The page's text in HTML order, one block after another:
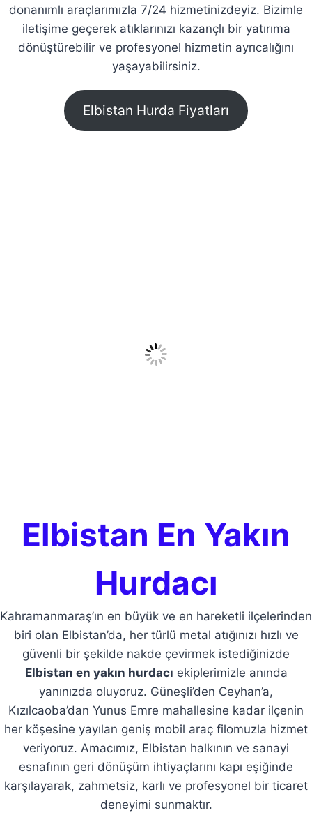
donanımlı araçlarımızla 7/24 hizmetinizdeyiz. Bizimle
iletişime geçerek atıklarınızı kazançlı bir yatırıma
dönüştürebilir ve profesyonel hizmetin ayrıcalığını
yaşayabilirsiniz.
Elbistan Hurda Fiyatları
Elbistan En Yakın
Hurdacı
Kahramanmaraş’ın en büyük ve en hareketli ilçelerinden
biri olan Elbistan’da, her türlü metal atığınızı hızlı ve
güvenli bir şekilde nakde çevirmek istediğinizde
Elbistan en yakın hurdacı ekiplerimizle anında
yanınızda oluyoruz. Güneşli’den Ceyhan’a,
Kızılcaoba’dan Yunus Emre mahallesine kadar ilçenin
her köşesine yayılan geniş mobil araç filomuzla hizmet
veriyoruz. Amacımız, Elbistan halkının ve sanayi
esnafının geri dönüşüm ihtiyaçlarını kapı eşiğinde
karşılayarak, zahmetsiz, karlı ve profesyonel bir ticaret
deneyimi sunmaktır.